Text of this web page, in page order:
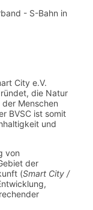
City e.V.
die Natur
Menschen
BVSC ist somit
und
von
der
(Smart City /